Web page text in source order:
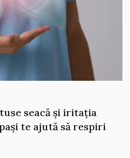
seacă și iritația
te ajută să respiri